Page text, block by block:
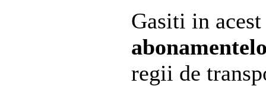
Gasiti in
regii de